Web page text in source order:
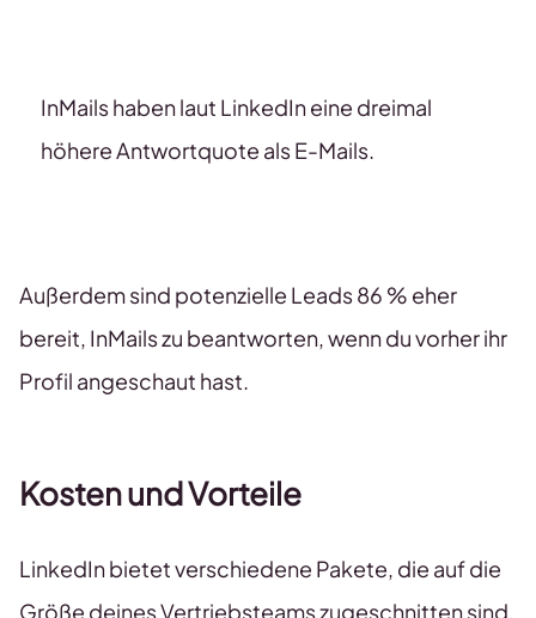
InMails haben laut LinkedIn eine dreimal
höhere Antwortquote als E-Mails.
Außerdem sind potenzielle Leads 86 % eher
bereit, InMails zu beantworten, wenn du vorher ihr
Profil angeschaut hast.
Kosten und Vorteile
LinkedIn bietet verschiedene Pakete, die auf die
Größe deines Vertriebsteams zugeschnitten sind.